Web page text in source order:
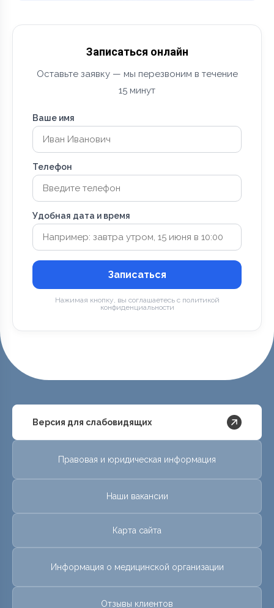
Записаться онлайн
Оставьте заявку — мы перезвоним в течение
15 минут
Ваше имя
Телефон
Удобная дата и время
Записаться
Нажимая кнопку, вы соглашаетесь с политикой
конфиденциальности
Версия для слабовидящих
Правовая и юридическая информация
Наши вакансии
Карта сайта
Информация о медицинской организации
Отзывы клиентов